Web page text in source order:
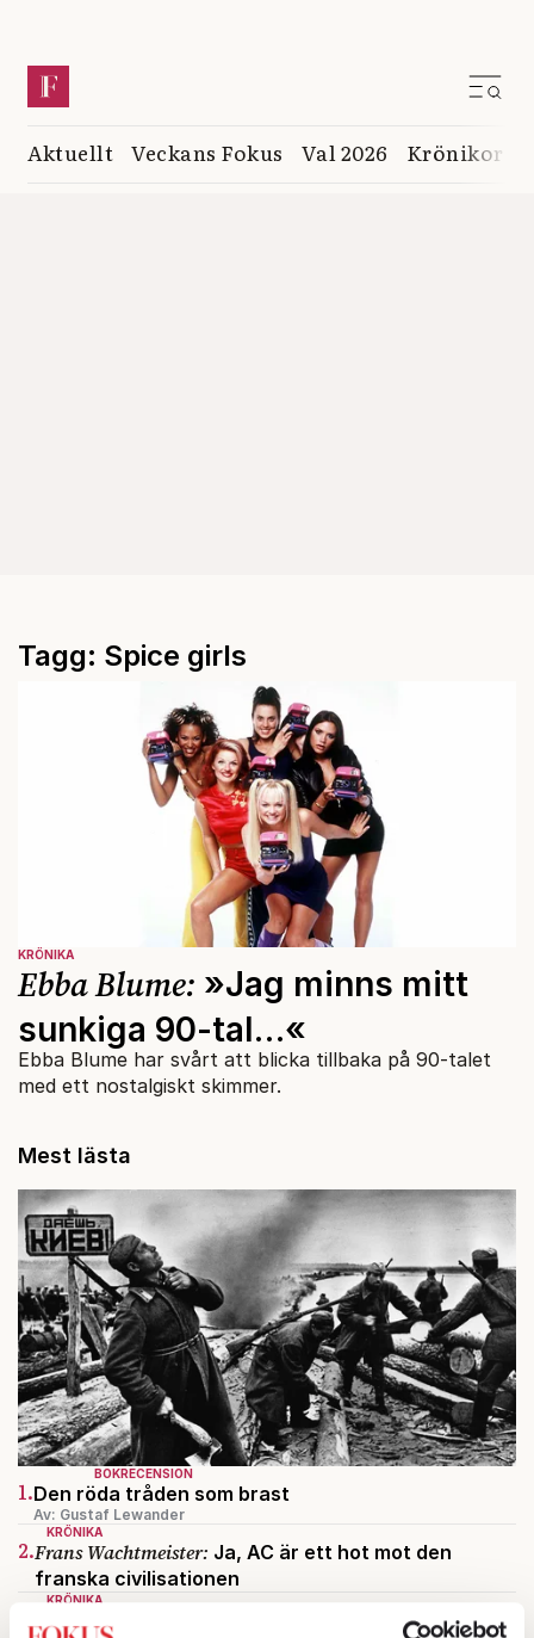
Aktuellt Veckans Fokus Val 2026 Krönikor
Tagg: Spice girls
KRÖNIKA
Ebba Blume: »Jag minns mitt
sunkiga 90-tal…«
Ebba Blume har svårt att blicka tillbaka på 90-talet
med ett nostalgiskt skimmer.
Mest lästa
BOKRECENSION
1.Den röda tråden som brast
Av: Gustaf Lewander
KRÖNIKA
2.Frans Wachtmeister: Ja, AC är ett hot mot den
franska civilisationen
KRÖNIKA
Nina Lekander:
På ”Kommunisthögskolan” drömde